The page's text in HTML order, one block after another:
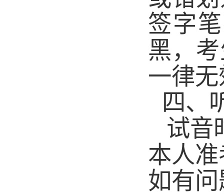
签字
黑，
一律
四、
试音
本人
如有